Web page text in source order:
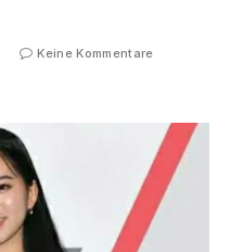
Keine Kommentare